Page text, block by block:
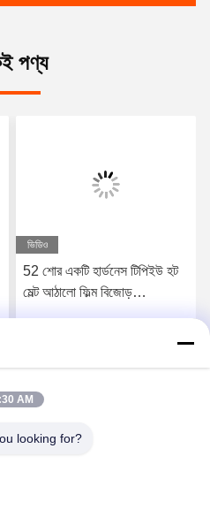
পণ্য
ভিডিও
52 শোর একটি হার্ডনেস টিপিইউ হট
মেল্ট আঠালো ফিল্ম বিজোড়
AM
looking for?